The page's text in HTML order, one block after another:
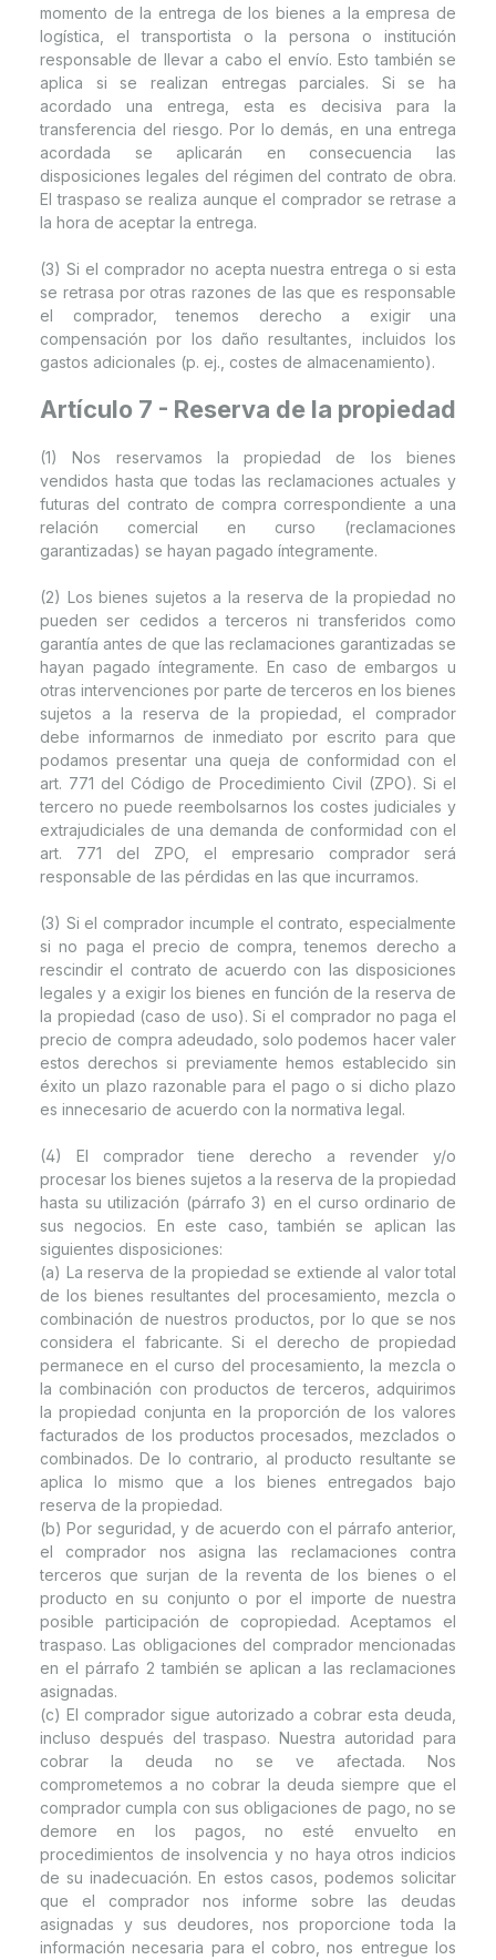
momento de la entrega de los bienes a la empresa de
logística, el transportista o la persona o institución
responsable de llevar a cabo el envío. Esto también se
aplica si se realizan entregas parciales. Si se ha
acordado una entrega, esta es decisiva para la
transferencia del riesgo. Por lo demás, en una entrega
acordada se aplicarán en consecuencia las
disposiciones legales del régimen del contrato de obra.
El traspaso se realiza aunque el comprador se retrase a
la hora de aceptar la entrega.
(3) Si el comprador no acepta nuestra entrega o si esta
se retrasa por otras razones de las que es responsable
el comprador, tenemos derecho a exigir una
compensación por los daño resultantes, incluidos los
gastos adicionales (p. ej., costes de almacenamiento).
Artículo 7 - Reserva de la propiedad
(1) Nos reservamos la propiedad de los bienes
vendidos hasta que todas las reclamaciones actuales y
futuras del contrato de compra correspondiente a una
relación comercial en curso (reclamaciones
garantizadas) se hayan pagado íntegramente.
(2) Los bienes sujetos a la reserva de la propiedad no
pueden ser cedidos a terceros ni transferidos como
garantía antes de que las reclamaciones garantizadas se
hayan pagado íntegramente. En caso de embargos u
otras intervenciones por parte de terceros en los bienes
sujetos a la reserva de la propiedad, el comprador
debe informarnos de inmediato por escrito para que
podamos presentar una queja de conformidad con el
art. 771 del Código de Procedimiento Civil (ZPO). Si el
tercero no puede reembolsarnos los costes judiciales y
extrajudiciales de una demanda de conformidad con el
art. 771 del ZPO, el empresario comprador será
responsable de las pérdidas en las que incurramos.
(3) Si el comprador incumple el contrato, especialmente
si no paga el precio de compra, tenemos derecho a
rescindir el contrato de acuerdo con las disposiciones
legales y a exigir los bienes en función de la reserva de
la propiedad (caso de uso). Si el comprador no paga el
precio de compra adeudado, solo podemos hacer valer
estos derechos si previamente hemos establecido sin
éxito un plazo razonable para el pago o si dicho plazo
es innecesario de acuerdo con la normativa legal.
(4) El comprador tiene derecho a revender y/o
procesar los bienes sujetos a la reserva de la propiedad
hasta su utilización (párrafo 3) en el curso ordinario de
sus negocios. En este caso, también se aplican las
siguientes disposiciones:
(a) La reserva de la propiedad se extiende al valor total
de los bienes resultantes del procesamiento, mezcla o
combinación de nuestros productos, por lo que se nos
considera el fabricante. Si el derecho de propiedad
permanece en el curso del procesamiento, la mezcla o
la combinación con productos de terceros, adquirimos
la propiedad conjunta en la proporción de los valores
facturados de los productos procesados, mezclados o
combinados. De lo contrario, al producto resultante se
aplica lo mismo que a los bienes entregados bajo
reserva de la propiedad.
(b) Por seguridad, y de acuerdo con el párrafo anterior,
el comprador nos asigna las reclamaciones contra
terceros que surjan de la reventa de los bienes o el
producto en su conjunto o por el importe de nuestra
posible participación de copropiedad. Aceptamos el
traspaso. Las obligaciones del comprador mencionadas
en el párrafo 2 también se aplican a las reclamaciones
asignadas.
(c) El comprador sigue autorizado a cobrar esta deuda,
incluso después del traspaso. Nuestra autoridad para
cobrar la deuda no se ve afectada. Nos
comprometemos a no cobrar la deuda siempre que el
comprador cumpla con sus obligaciones de pago, no se
demore en los pagos, no esté envuelto en
procedimientos de insolvencia y no haya otros indicios
de su inadecuación. En estos casos, podemos solicitar
que el comprador nos informe sobre las deudas
asignadas y sus deudores, nos proporcione toda la
información necesaria para el cobro, nos entregue los